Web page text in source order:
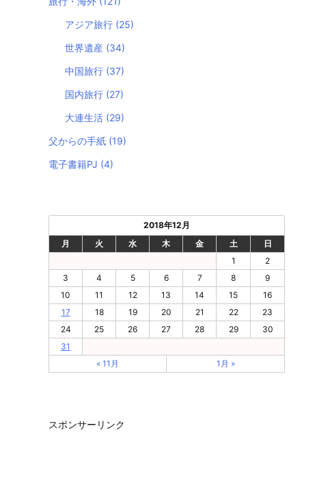
アジア旅行 (25)
世界遺産 (34)
中国旅行 (37)
国内旅行 (27)
大連生活 (29)
父からの手紙 (19)
電子書籍PJ (4)
2018年12月
月
火 水 木 金 土
日
1
2
3
4 5 6 7 8
9
10
11 12 13 14 15
16
17
18 19 20 21 22
23
24
25 26 27 28 29
30
31
« 11月
1月 »
スポンサーリンク